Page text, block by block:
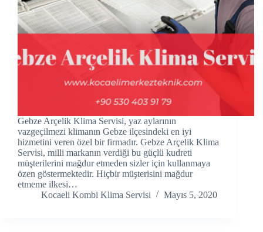
panel
panel
Panel
panel
panel
panel
Gebze Arçelik Klima Servisi, yaz aylarının
vazgeçilmezi klimanın Gebze ilçesindeki en iyi
hizmetini veren özel bir firmadır. Gebze Arçelik Klima
Servisi, milli markanın verdiği bu güçlü kudreti
müşterilerini mağdur etmeden sizler için kullanmaya
özen göstermektedir. Hiçbir müşterisini mağdur
etmeme ilkesi…
Kocaeli Kombi Klima Servisi
Mayıs 5, 2020